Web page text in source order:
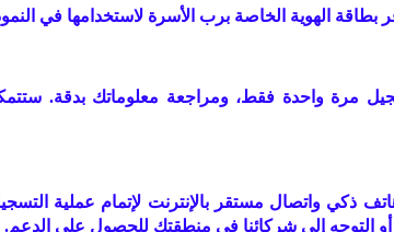
بطاقة الهوية الخاصة برب الأسرة لاستخدامها في
مرة واحدة فقط، ومراجعة معلوماتك بدقة.
ذكي واتصال مستقر بالإنترنت لإتمام عملية
أو التوجه إلى شركائنا في منطقتك للحصول على الدعم.